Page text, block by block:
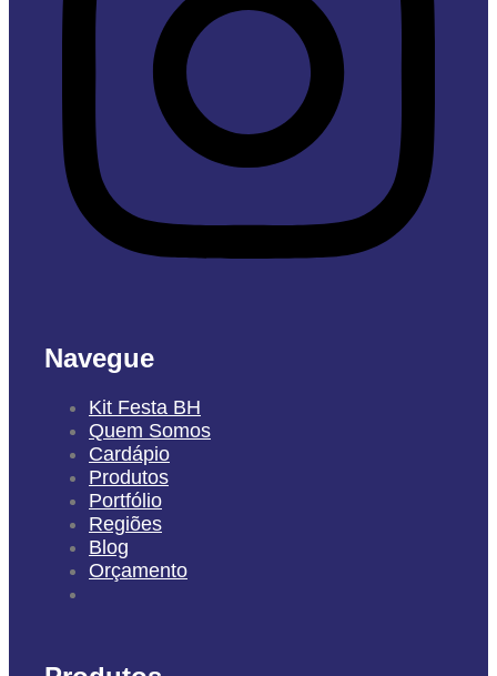
Navegue
Kit Festa BH
Quem Somos
Cardápio
Produtos
Portfólio
Regiões
Blog
Orçamento